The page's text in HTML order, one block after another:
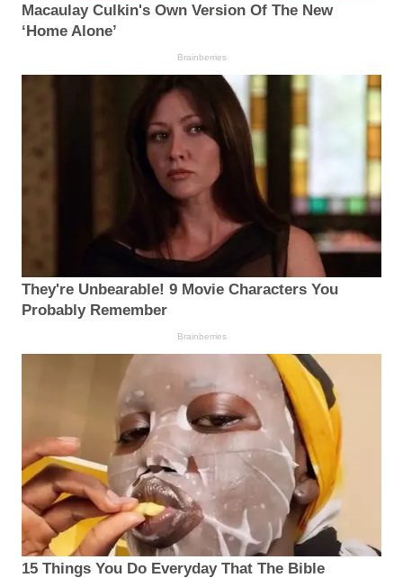
Macaulay Culkin's Own Version Of The New
‘Home Alone’
Brainberries
They're Unbearable! 9 Movie Characters You
Probably Remember
Brainberries
15 Things You Do Everyday That The Bible